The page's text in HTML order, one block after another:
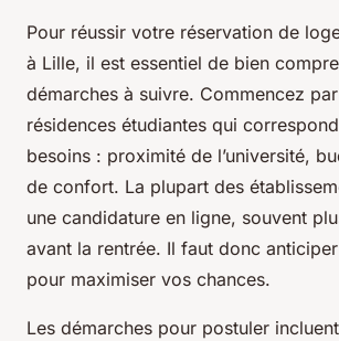
Pour réussir votre réservation de
à Lille, il est essentiel de bien
démarches à suivre. Commencez
résidences étudiantes qui
besoins : proximité de l’université,
de confort. La plupart des
une candidature en ligne, souvent
avant la rentrée. Il faut donc
pour maximiser vos chances.
Les démarches pour postuler